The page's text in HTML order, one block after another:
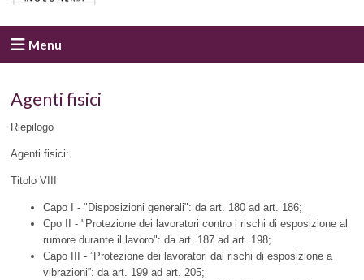
Menu
Agenti fisici
Riepilogo
Agenti fisici:
Titolo VIII
Capo I - "Disposizioni generali": da art. 180 ad art. 186;
Cpo II - "Protezione dei lavoratori contro i rischi di esposizione al
rumore durante il lavoro": da art. 187 ad art. 198;
Capo III - ”Protezione dei lavoratori dai rischi di esposizione a
vibrazioni”: da art. 199 ad art. 205;